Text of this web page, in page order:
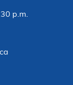
p.m.